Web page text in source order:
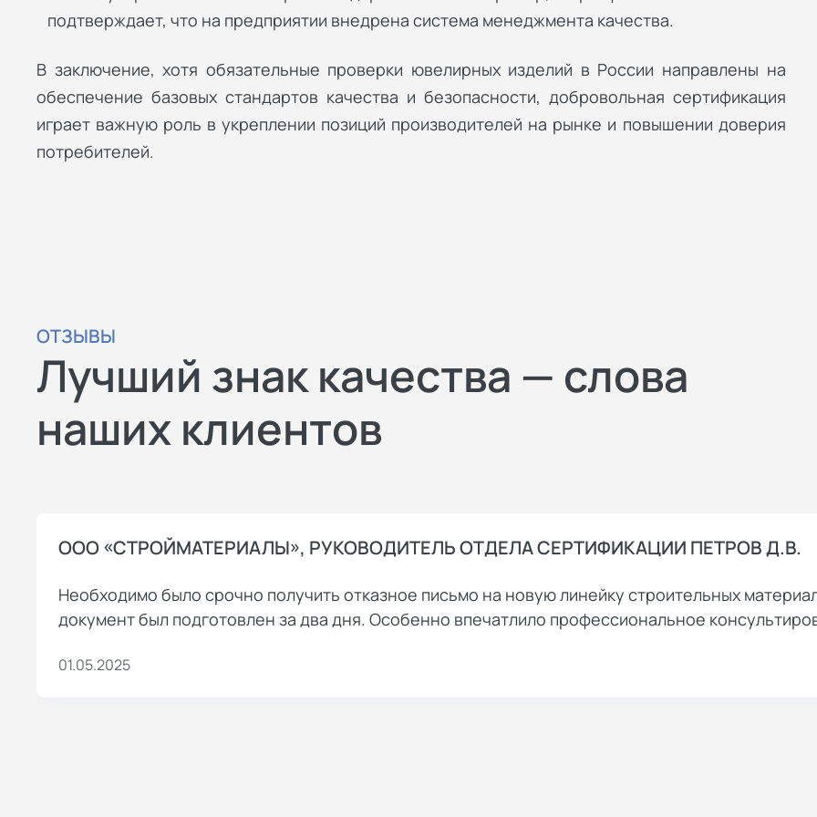
подтверждает, что на предприятии внедрена система менеджмента качества.
В заключение, хотя обязательные проверки ювелирных изделий в России направлены на
обеспечение базовых стандартов качества и безопасности, добровольная сертификация
играет важную роль в укреплении позиций производителей на рынке и повышении доверия
потребителей.
ОТЗЫВЫ
Лучший знак качества — слова
наших клиентов
ООО «СТРОЙМАТЕРИАЛЫ», РУКОВОДИТЕЛЬ ОТДЕЛА СЕРТИФИКАЦИИ ПЕТРОВ Д.В.
Необходимо было срочно получить отказное письмо на новую линейку строительных
документ был подготовлен за два дня. Особенно впечатлило профессиональное
01.05.2025